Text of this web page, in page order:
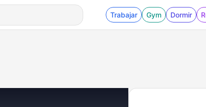
Trabajar Gym Dormir